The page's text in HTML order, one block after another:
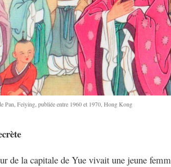
Pan, Feiying, publiée entre 1960 et 1970, Hong Kong
de la capitale de Yue vivait une jeune